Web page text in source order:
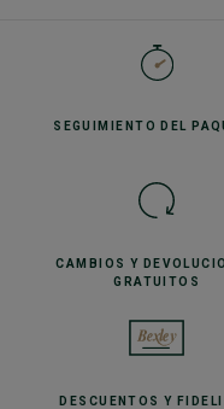
SEGUIMIENTO DEL
CAMBIOS Y
GRATUITOS
DESCUENTOSY